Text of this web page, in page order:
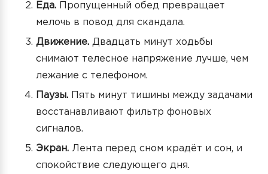
Еда. Пропущенный обед превращает
мелочь в повод для скандала.
Движение. Двадцать минут ходьбы
снимают телесное напряжение лучше, чем
лежание с телефоном.
Паузы. Пять минут тишины между задачами
восстанавливают фильтр фоновых
сигналов.
Экран. Лента перед сном крадёт и сон, и
спокойствие следующего дня.